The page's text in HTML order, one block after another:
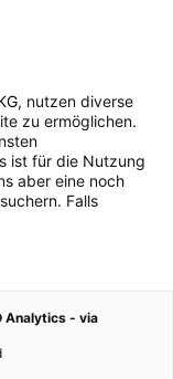
2022
, nutzen diverse
zu ermöglichen.
ist für die Nutzung
aber eine noch
Falls
Analytics - via